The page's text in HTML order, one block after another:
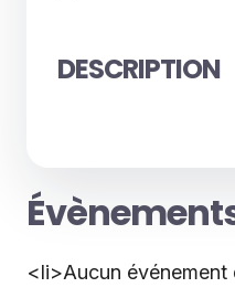
DESCRIPTION
<li>Aucun